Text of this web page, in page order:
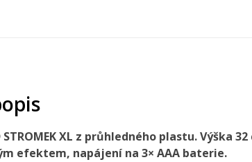
STROMEK XL z průhledného plastu. Výška
efektem, napájení na 3× AAA baterie.